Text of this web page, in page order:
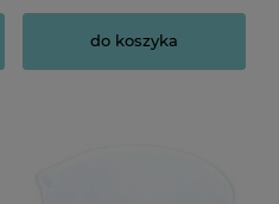
do koszyka